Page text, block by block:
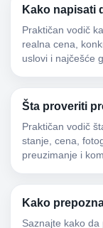
Kako napisati
Praktičan vodič
realna cena,
uslovi i najčešće
Šta proveriti
Praktičan vodič
stanje, cena,
preuzimanje i
Kako
Saznajte kako